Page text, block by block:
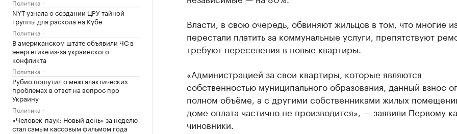
Политика
NYT узнала о создании ЦРУ тайной
группы для раскола на Кубе
Политика
В американском штате объявили ЧС в
энергетике из-за украинского
конфликта
Политика
Рубио пошутил о межгалактических
проблемах в ответ на вопрос про
Украину
Политика
«Человек-паук: Новый день» за неделю
стал самым кассовым фильмом года
Власти, в свою очередь, обвиняют жильцов в том, что многие
перестали платить за коммунальные услуги, препятствуют
требуют переселения в новые квартиры.
«Администрацией за свои квартиры, которые являются
собственностью муниципального образования, данный взнос
полном объёме, а с другими собственниками жилых
доме оплата частично не производится», — заявили Первому
чиновники.